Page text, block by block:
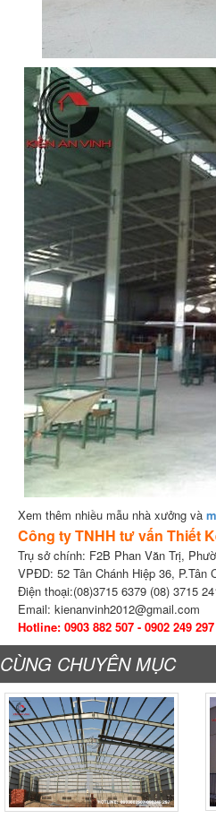
Xem thêm nhiều mẫu nhà xưởng và
Công ty TNHH tư vấn Thiết
Trụ sở chính: F2B Phan Văn Trị,
VPĐD: 52 Tân Chánh Hiệp 36, P.Tân
Điện thoại:(08)3715 6379 (08) 3715
Email: kienanvinh2012@gmail.com
Hotline: 0903 882 507 - 0902 249 297
CÙNG CHUYÊN MỤC